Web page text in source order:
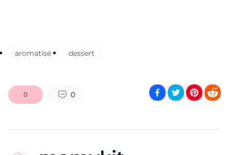
aromatisé dessert
0 0